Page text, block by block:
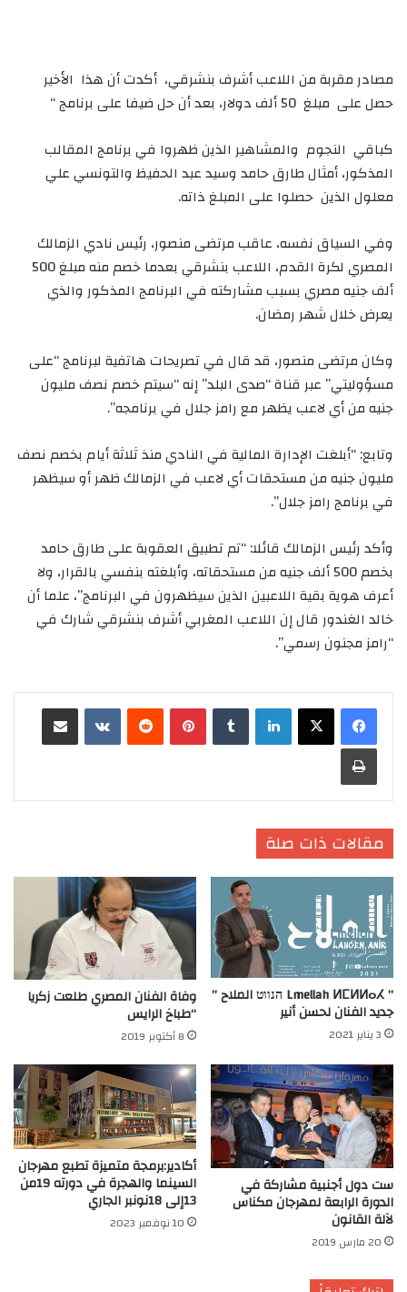
مصادر مقربة من اللاعب أشرف بنشرقي، أكدت أن هذا الأخير
حصل على مبلغ 50 ألف دولار، بعد أن حل ضيفا على برنامج “
كباقي النجوم والمشاهير الذين ظهروا في برنامج المقالب
المذكور، أمثال طارق حامد وسيد عبد الحفيظ والتونسي علي
معلول الذين حصلوا على المبلغ ذاته.
وفي السياق نفسه، عاقب مرتضى منصور، رئيس نادي الزمالك
المصري لكرة القدم، اللاعب بنشرقي بعدما خصم منه مبلغ 500
ألف جنيه مصري بسبب مشاركته في البرنامج المذكور والذي
يعرض خلال شهر رمضان.
وكان مرتضى منصور، قد قال في تصريحات هاتفية لبرنامج “على
مسؤوليتي” عبر قناة “صدى البلد” إنه “سيتم خصم نصف مليون
جنيه من أي لاعب يظهر مع رامز جلال في برنامجه”.
وتابع: “أبلغت الإدارة المالية في النادي منذ ثلاثة أيام بخصم نصف
مليون جنيه من مستحقات أي لاعب في الزمالك ظهر أو سيظهر
في برنامج رامز جلال”.
وأكد رئيس الزمالك قائلا: “تم تطبيق العقوبة على طارق حامد
بخصم 500 ألف جنيه من مستحقاته، وأبلغته بنفسي بالقرار، ولا
أعرف هوية بقية اللاعبين الذين سيظهرون في البرنامج”، علما أن
خالد الغندور قال إن اللاعب المغربي أشرف بنشرقي شارك في
“رامز مجنون رسمي”.
لينكدإن بينتيريست
طباعة
مقالات ذات صلة
” Lmellah ⵍⵎⵍⵍⴰⵃ הנווט الملاح ”
جديد الفنان لحسن أنير
3 يناير 2021
وفاة الفنان المصري طلعت زكريا
“طباخ الرايس
8 أكتوبر 2019
ست دول أجنبية مشاركة في
الدورة الرابعة لمهرجان مكناس
لآلة القانون
20 مارس 2019
أكادير:برمجة متميزة تطبع مهرجان
السينما والهجرة في دورته 19من
13إلى 18نونبر الجاري
10 نوفمبر 2023